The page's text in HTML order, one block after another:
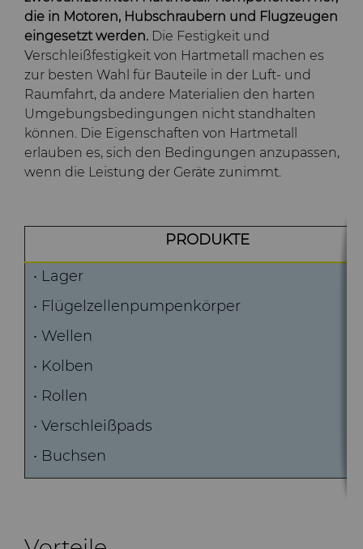
Skivit™ Wälzschäl-Rohlinge
Richtbohrwerkzeuge
Bohrlochkomplettierung
und Fracking
Durchflussregelventile
PCBN
BZN™ Kompakte
Specialty Thick BZN™
PCD
Compax™ PCD-
Werkzeugrohlinge
PCD der P-Serie
Pressfertige Pulver
Benutzerdefinierte Sorten
Rotierende Messerwalzen
Drehschneider-
Sägezähne für die
Metallzerspanung und -
Kaltumformung
Motor und Getriebe
Allgemeine
Verschleißlösungen
Drahtziehwerkzeuge
geschliffene Spitzen aus
Hartmetall
Compax™ PCD
DuraNib™ Hartmetall-
Stahlproduktion
Werkzeugbau
QEHS-Richtlinie
Forschung & Entwicklung
Allgemeine
Geschäftsbedingungen
die in Motoren, Hubschraubern und Flugzeugen
eingesetzt werden. Die Festigkeit und
Verschleißfestigkeit von Hartmetall machen es
zur besten Wahl für Bauteile in der Luft- und
Raumfahrt, da andere Materialien den harten
Umgebungsbedingungen nicht standhalten
können. Die Eigenschaften von Hartmetall
erlauben es, sich den Bedingungen anzupassen,
wenn die Leistung der Geräte zunimmt.
PRODUKTE
• Lager
• Flügelzellenpumpenkörper
• Wellen
• Kolben
• Rollen
• Verschleißpads
• Buchsen